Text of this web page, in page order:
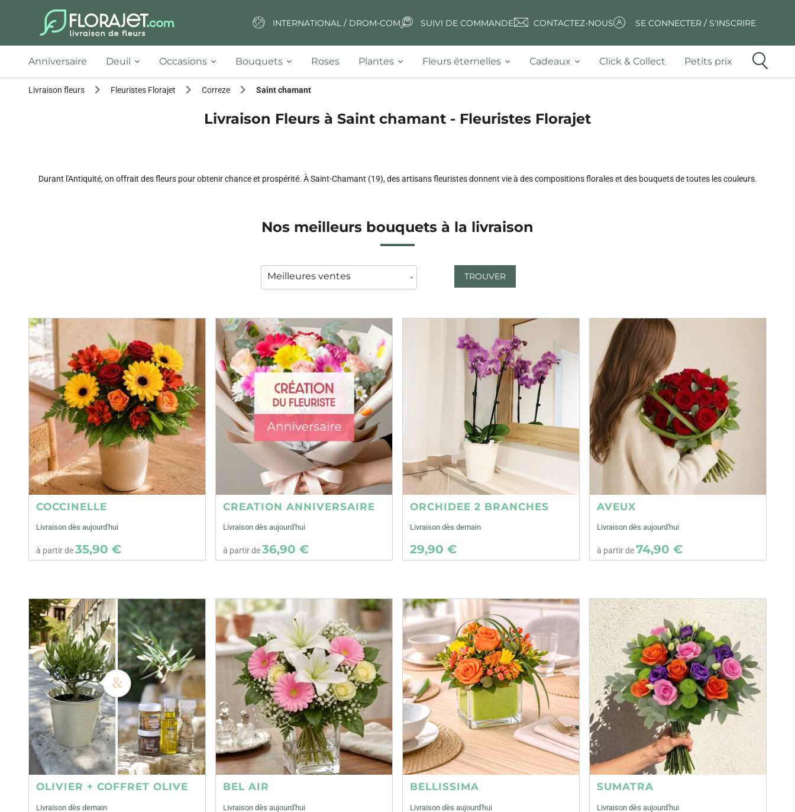
INTERNATIONAL / DROM-COM SUIVI DE COMMANDE CONTACTEZ-NOUS SE CONNECTER / S'INSCRIRE
Anniversaire Deuil Occasions Bouquets Roses Plantes Fleurs éternelles Cadeaux Click & Collect Petits prix
Livraison fleurs Fleuristes Florajet Correze Saint chamant
Livraison Fleurs à Saint chamant - Fleuristes Florajet
Durant l'Antiquité, on offrait des fleurs pour obtenir chance et prospérité. À Saint-Chamant (19), des artisans fleuristes donnent vie à des compositions florales et des bouquets de toutes les couleurs.
Nos meilleurs bouquets à la livraison
TROUVER
COCCINELLE
Livraison dès aujourd'hui
à partir de35,90 €
CREATION ANNIVERSAIRE
Livraison dès aujourd'hui
à partir de36,90 €
ORCHIDEE 2 BRANCHES
Livraison dès demain
29,90 €
AVEUX
Livraison dès aujourd'hui
à partir de74,90 €
OLIVIER + COFFRET OLIVE
Livraison dès demain
BEL AIR
Livraison dès aujourd'hui
BELLISSIMA
Livraison dès aujourd'hui
SUMATRA
Livraison dès aujourd'hui